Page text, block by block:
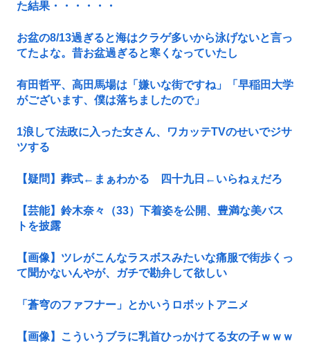
た結果・・・・・・
お盆の8/13過ぎると海はクラゲ多いから泳げないと言っ
てたよな。昔お盆過ぎると寒くなっていたし
有田哲平、高田馬場は「嫌いな街ですね」「早稲田大学
がございます、僕は落ちましたので」
1浪して法政に入った女さん、ワカッテTVのせいでジサ
ツする
【疑問】葬式←まぁわかる 四十九日←いらねぇだろ
【芸能】鈴木奈々（33）下着姿を公開、豊満な美バス
トを披露
【画像】ツレがこんなラスボスみたいな痛服で街歩くっ
て聞かないんやが、ガチで勘弁して欲しい
「蒼穹のファフナー」とかいうロボットアニメ
【画像】こういうブラに乳首ひっかけてる女の子ｗｗｗ